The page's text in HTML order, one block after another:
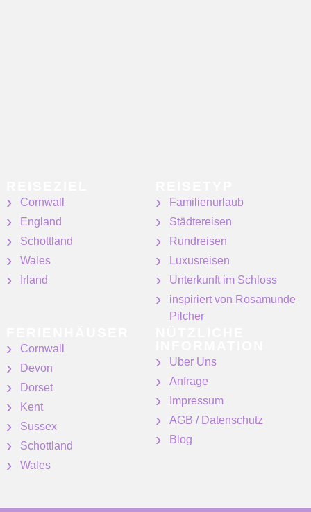
Cornwall
England
Schottland
Wales
Irland
Familienurlaub
Städtereisen
Rundreisen
Luxusreisen
Unterkunft im Schloss
inspiriert von Rosamunde
Pilcher
Cornwall
Devon
Dorset
Kent
Sussex
Schottland
Wales
Uber Uns
Anfrage
Impressum
AGB / Datenschutz
Blog